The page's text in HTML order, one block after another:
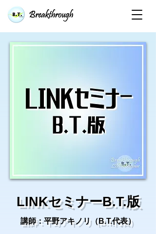
LINKセミナーB.T.版
講師：平野アキノリ（B.T.代表）